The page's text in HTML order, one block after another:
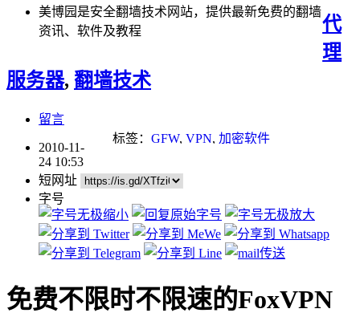
美博园是安全翻墙技术网站，提供最新免费的翻墙
资讯、软件及教程
代
理
服务器, 翻墙技术
留言
标签： GFW, VPN, 加密软件
2010-11-
24 10:53
短网址
字号
免费不限时不限速的FoxVPN